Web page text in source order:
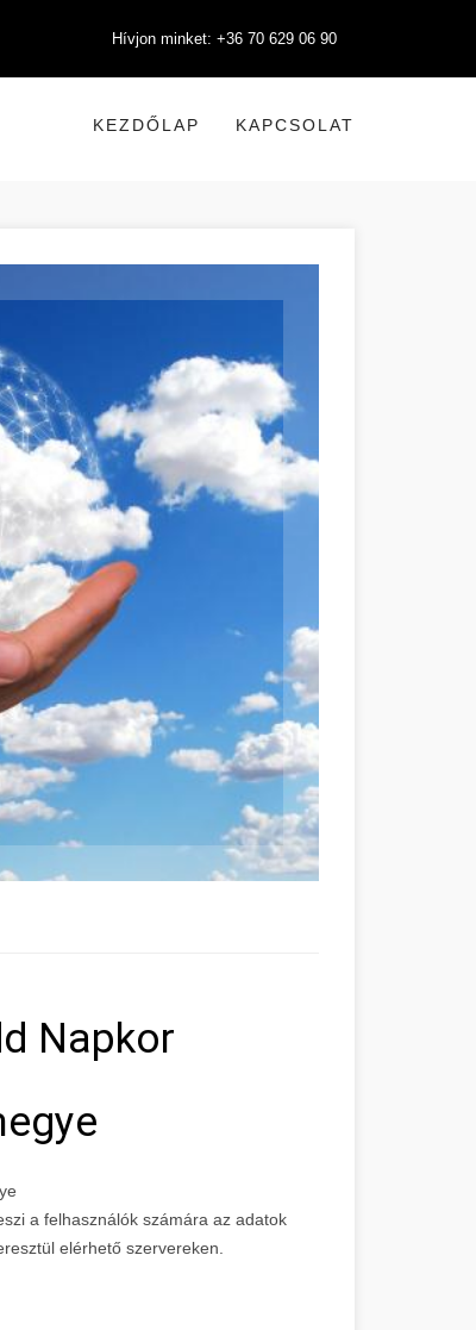
Hívjon minket: +36 70 629 06 90
KEZDŐLAP KAPCSOLAT
Napkor
a felhasználók számára az adatok
elérhető szervereken.